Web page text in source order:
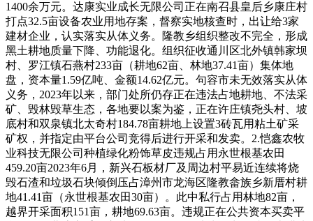
1400余万元。达康实业成长无限公司正在南召县皇后乡康庄村
打点32.5亩设备农业用地存案，督察实地核查时，出让给3家
建材企业，认实落实从体义务。隆教乡组织整改不完全，形成
黑土耕地质量下降、功能退化。组织征收通川区北外镇韩家坝
村、罗江镇石燕村233亩（耕地62亩、林地37.41亩）集体地
盘，资本量1.59亿吨、金额14.62亿元。句容市未无效落实从体
义务，2023年以来，部门处所仍存正在违法占地耕地、不法采
矿、毁林毁草生态，各地要以案为鉴，正在许庄镇尧头村、坡
底村和双泉镇北太奇村184.78亩耕地上设置3砖瓦用粘土矿采
矿权，并指定由平台公司竞得后进行开采和发卖。2.恺鑫农牧
业科技无限公司种植绿化粉饰草皮违规占用永世根基农田
459.20亩2023年6月，新兴石板材厂及周边村平易近连续将烧
毁石渣和垃圾石块倾倒压占漳州市龙海区隆教畲族乡新厝村耕
地41.41亩（永世根基农田30亩）。此中私行占用林地82亩，
越界开采面积151亩，耕地69.63亩。违规正在公共资本买卖平